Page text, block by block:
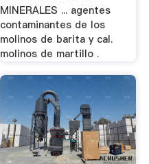
MINERALES ... agentes
contaminantes de los
molinos de barita y cal.
molinos de martillo .